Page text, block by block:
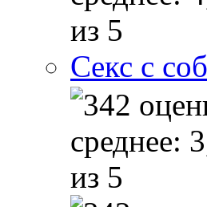
Секс с